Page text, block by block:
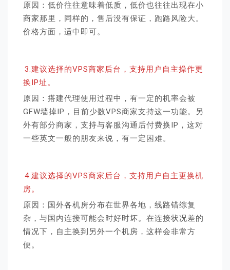
原因：低价往往意味着低质，低价也往往出现在小
商家那里，同样的，售后没有保证，跑路风险大。
价格方面，适中即可。
3.建议选择的VPS商家后台，支持用户自主操作更
换IP址。
原因：搭建代理使用过程中，有一定的机率会被
GFW墙掉IP，目前少数VPS商家支持这一功能。另
外有部分商家，支持与客服沟通后付费换IP，这对
一些英文一般的朋友来说，有一定困难。
4.建议选择的VPS商家后台，支持用户自主更换机
房。
原因：国外各机房分布在世界各地，线路错综复
杂，与国内连接可能会时好时坏。在连接状况差的
情况下，自主换到另外一个机房，这样会非常方
便。